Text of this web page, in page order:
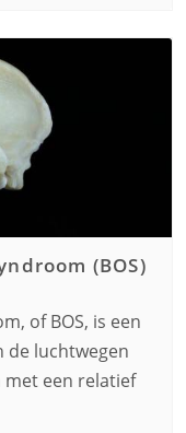
(BOS)
of BOS, is een
de luchtwegen
een relatief